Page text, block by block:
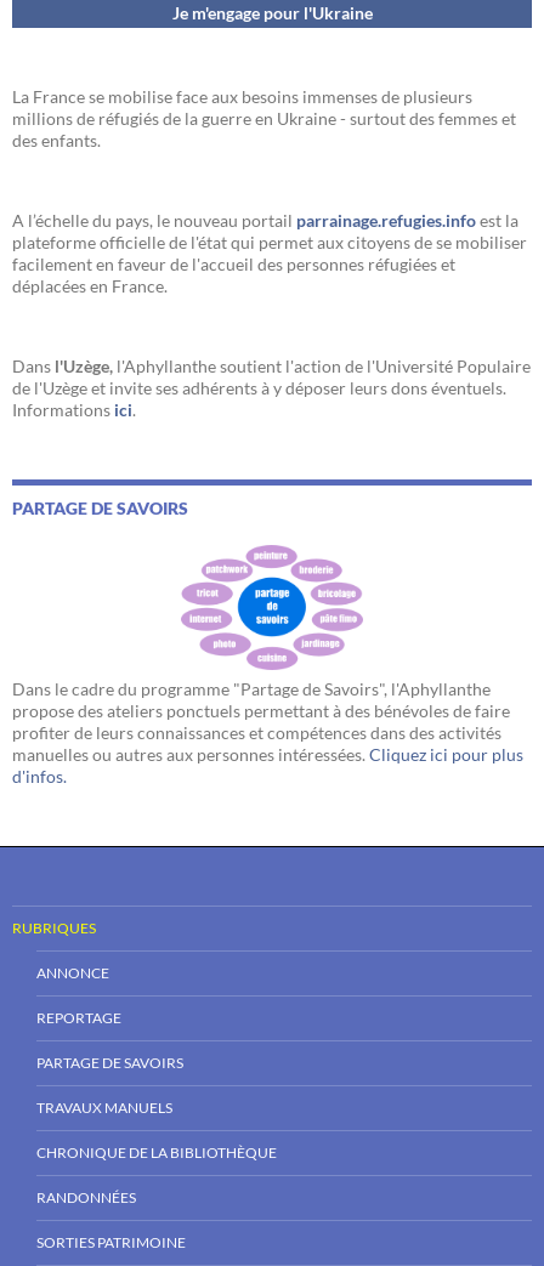
Je m'engage pour l'Ukraine
La France se mobilise face aux besoins immenses de plusieurs
millions de réfugiés de la guerre en Ukraine - surtout des femmes et
des enfants.
A l’échelle du pays, le nouveau portail parrainage.refugies.infoest la
plateforme officielle de l'état qui permet aux citoyens de se mobiliser
facilement en faveur de l'accueil des personnes réfugiées et
déplacées en France.
Dans l'Uzège, l'Aphyllanthe soutient l'action de l'Université Populaire
de l'Uzège et invite ses adhérents à y déposer leurs dons éventuels.
Informations ici.
PARTAGE DE SAVOIRS
Dans le cadre du programme "Partage de Savoirs", l'Aphyllanthe
propose des ateliers ponctuels permettant à des bénévoles de faire
profiter de leurs connaissances et compétences dans des activités
manuelles ou autres aux personnes intéressées. Cliquez ici pour plus
d'infos.
RUBRIQUES
ANNONCE
REPORTAGE
PARTAGE DE SAVOIRS
TRAVAUX MANUELS
CHRONIQUE DE LA BIBLIOTHÈQUE
RANDONNÉES
SORTIES PATRIMOINE